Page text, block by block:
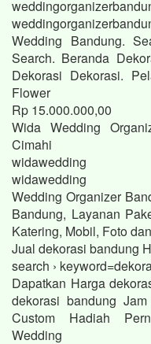
Wedding Bandung.
Search. Beranda
Dekorasi Dekorasi.
Flower
Rp 15.000.000,00
Wida Wedding
Cimahi
widawedding
widawedding
Wedding Organizer
Bandung, Layanan
Katering, Mobil, Foto
Jual dekorasi bandung
search ›
Dapatkan Harga
dekorasi bandung
Custom Hadiah
Wedding